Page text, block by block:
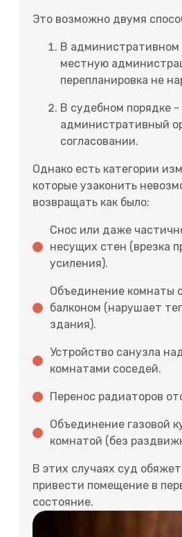
Это возможно двумя
В административном
местную
перепланировка не
В судебном порядке -
административный
согласовании.
Однако есть категории
которые узаконить
возвращать как было:
Снос или даже
несущих стен (врезка
усиления).
Объединение комнаты
балконом (нарушает
здания).
Устройство санузла
комнатами соседей.
Перенос радиаторов
Объединение газовой
комнатой (без
В этих случаях суд
привести помещение в
состояние.